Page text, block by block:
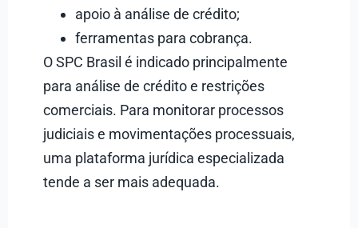
apoio à análise de crédito;
ferramentas para cobrança.
O SPC Brasil é indicado principalmente
para análise de crédito e restrições
comerciais. Para monitorar processos
judiciais e movimentações processuais,
uma plataforma jurídica especializada
tende a ser mais adequada.